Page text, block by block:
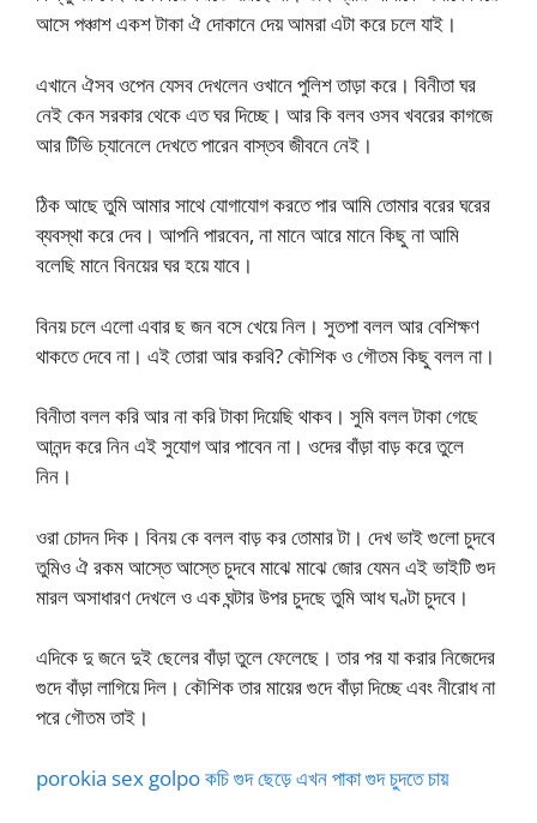
আসে পঞ্চাশ একশ টাকা ঐ দোকানে দেয় আমরা এটা করে চলে যাই।
এখানে ঐসব ওপেন যেসব দেখলেন ওখানে পুলিশ তাড়া করে। বিনীতা ঘর
নেই কেন সরকার থেকে এত ঘর দিচ্ছে। আর কি বলব ওসব খবরের কাগজে
আর টিভি চ্যানেলে দেখতে পারেন বাস্তব জীবনে নেই।
ঠিক আছে তুমি আমার সাথে যোগাযোগ করতে পার আমি তোমার বরের ঘরের
ব্যবস্থা করে দেব। আপনি পারবেন, না মানে আরে মানে কিছু না আমি
বলেছি মানে বিনয়ের ঘর হয়ে যাবে।
বিনয় চলে এলো এবার ছ জন বসে খেয়ে নিল। সুতপা বলল আর বেশিক্ষণ
থাকতে দেবে না। এই তোরা আর করবি? কৌশিক ও গৌতম কিছু বলল না।
বিনীতা বলল করি আর না করি টাকা দিয়েছি থাকব। সুমি বলল টাকা গেছে
আনন্দ করে নিন এই সুযোগ আর পাবেন না। ওদের বাঁড়া বাড় করে তুলে
নিন।
ওরা চোদন দিক। বিনয় কে বলল বাড় কর তোমার টা। দেখ ভাই গুলো চুদবে
তুমিও ঐ রকম আস্তে আস্তে চুদবে মাঝে মাঝে জোর যেমন এই ভাইটি গুদ
মারল অসাধারণ দেখলে ও এক ঘন্টার উপর চুদছে তুমি আধ ঘণ্টা চুদবে।
এদিকে দু জনে দুই ছেলের বাঁড়া তুলে ফেলেছে। তার পর যা করার নিজেদের
গুদে বাঁড়া লাগিয়ে দিল। কৌশিক তার মায়ের গুদে বাঁড়া দিচ্ছে এবং নীরোধ না
পরে গৌতম তাই।
porokia sex golpo কচি গুদ ছেড়ে এখন পাকা গুদ চুদতে চায়